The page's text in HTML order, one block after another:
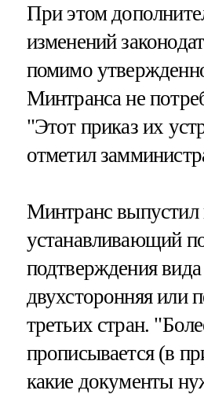
При этом
изменений
помимо
Минтранса не
"Этот приказ их
отметил
Минтранс выпустил
устанавливающий
подтверждения
двухсторонняя или
третьих стран.
прописывается (в
какие документы